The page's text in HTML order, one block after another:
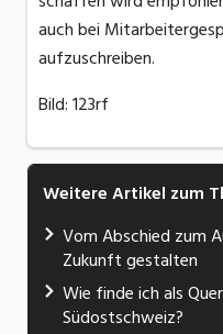
auch bei
aufzuschreiben.
Bild: 123rf
Weitere Artikel zum
Vom Abschied zum
Zukunft gestalten
Wie finde ich als
Südostschweiz?